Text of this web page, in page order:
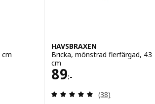
cm
4.7 utav 5 stjärnor. Totalt antal
HAVSBRAXEN
Bricka, mönstrad flerfärgad, 43
cm
89:-
Pris 89:-
Recensera:
(38)